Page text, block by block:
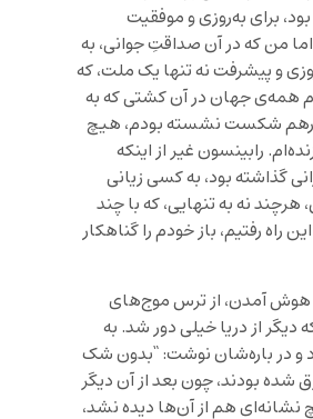
برای به‌روزی و موفقیت
من که در آن صداقتِ جوانی، به
و پیشرفت نه تنها یک ملت، که
همه‌ی جهان در آن کشتی که به
درهم شکست نشسته بودم، هیچ
رابینسون غیر از اینکه
گذاشته بود، به کسی زیانی
هرچند نه به تنهایی، که با چند
راه رفتیم، باز خودم را گناهکار
هوش آمدن، از ترس موج‌های
دیگر از دریا خیلی دور شد. به
در باره‌شان نوشت:“بدون شک
شده بودند، چون بعد از آن دیگر
نشانهای هم از آنها دیده نشد،